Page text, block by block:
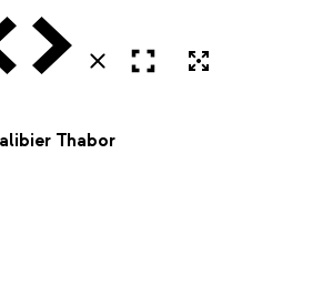
Volgende
SluitenOpen in volledig scherm
Thabor